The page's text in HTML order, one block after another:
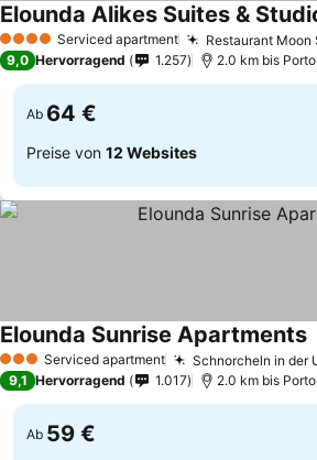
4 Sterne Serviced apartment Restaurant Moon
Elounda Alikes Suites &
9,0 Hervorragend 1.257 2.0 km bis
Ab 64 €
Preise von 12 Websites
3 SterneServiced apartment Schnorcheln in der
Elounda Sunrise Apartments
9,1 Hervorragend 1.017 2.0 km bis
Ab 59 €